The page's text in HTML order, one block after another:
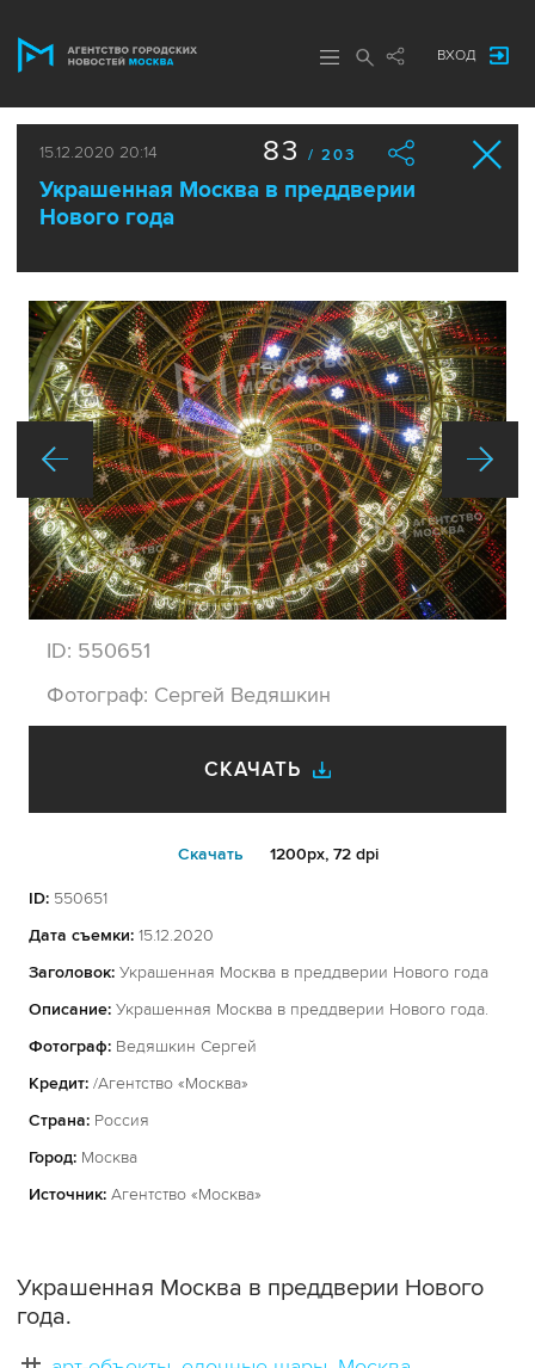
ВХОД
15.12.2020 20:14
Украшенная Москва в преддверии
Нового года
83 / 203
ID: 550651
Фотограф: Сергей Ведяшкин
СКАЧАТЬ
Cкачать 1200px, 72 dpi
ID: 550651
Дата съемки: 15.12.2020
Заголовок: Украшенная Москва в преддверии Нового года
Описание: Украшенная Москва в преддверии Нового года.
Фотограф: Ведяшкин Сергей
Кредит: /Агентство «Москва»
Страна: Россия
Город: Москва
Источник: Агентство «Москва»
Украшенная Москва в преддверии Нового
года.